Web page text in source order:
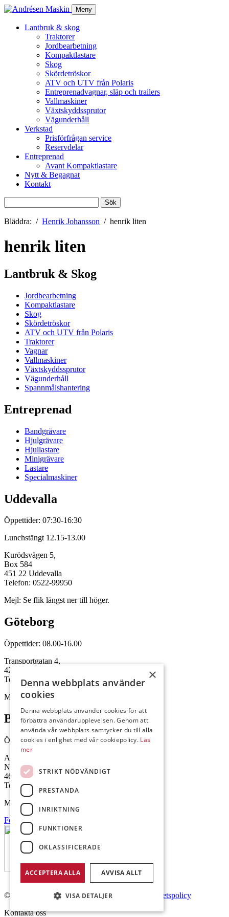
Meny
Lantbruk & skog
Traktorer
Jordbearbetning
Kompaktlastare
Skog
Skördetröskor
ATV och UTV från Polaris
Entreprenadvagnar, släp och trailers
Vallmaskiner
Växtskyddssprutor
Vägunderhåll
Verkstad
Prisförfrågan service
Reservdelar
Entreprenad
Avant Kompaktlastare
Nytt & Begagnat
Kontakt
efter:
Bläddra:
Henrik Johansson henrik liten
henrik liten
Lantbruk & Skog
Jordbearbetning
Kompaktlastare
Skog
Skördetröskor
ATV och UTV från Polaris
Traktorer
Vagnar
Vallmaskiner
Växtskyddssprutor
Vägunderhåll
Spannmålshantering
Entreprenad
Bandgrävare
Hjulgrävare
Hjullastare
Minigrävare
Lastare
Specialmaskiner
Uddevalla
Öppettider: 07:30-16:30
Lunchstängt 12.15-13.00
Kurödsvägen 5,
Box 584
451 22 Uddevalla
Telefon: 0522-99950
Mejl: Se flik längst ner till höger.
Göteborg
Öppettider: 08.00-16.00
Transportgatan 4,
422 46 Hisings Backa
Telefon: 0708-115352
Mejl: Se flik längst ner till höger.
Brålanda
Öppettider: 07:00-16:00
Andrésen Maskin i Brålanda AB
Nuntorp 301
464 64 Brålanda
Telefon: 0521-57 57 30
Mejl: Se flik längst ner till höger.
Följ oss på Facebook
© Copyright 2026 Andrésen Maskin AB.
Integritetspolicy
Kontakta oss
×
Denna webbplats använder
cookies
Denna webbplats använder cookies för att
förbättra användarupplevelsen. Genom att
använda vår webbplats samtycker du till alla
cookies i enlighet med vår cookiepolicy. Läs
mer
STRIKT NÖDVÄNDIGT
PRESTANDA
INRIKTNING
FUNKTIONER
OKLASSIFICERADE
ACCEPTERA ALLA AVVISA ALLT
VISA DETALJER